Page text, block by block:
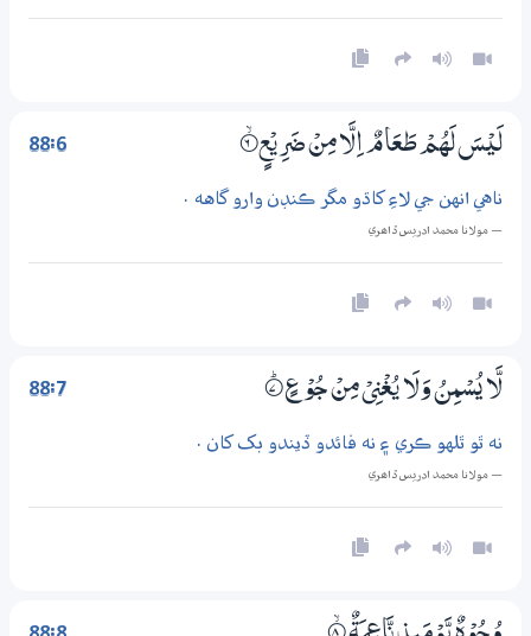
88:6 لَيْسَ لَهُمْ طَعَامٌ اِلَّا مِنْ ضَرِيْعٍ 6‏۝ۙ
ناهي انهن جي لاءِ کاڌو مگر ڪنڊن وارو گاهه .
— مولانا محمد ادريس ڏاھري
88:7 لَّا يُسْمِنُ وَلَا يُغْنِيْ مِنْ جُوْعٍ 7‏۝ۭ
نه ٿو ٿلهو ڪري ۽ نه فائدو ڏيندو بک کان .
— مولانا محمد ادريس ڏاھري